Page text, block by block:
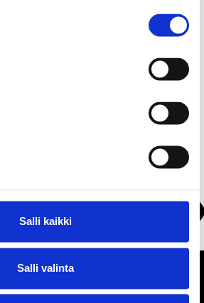
Salli kaikki
Salli valinta
avokeittiön teppanyaki-grillissä
0400232764